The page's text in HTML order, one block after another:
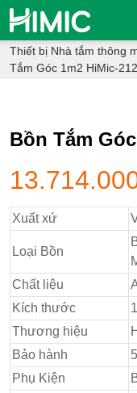
Thiết bị Nhà tắm thông
Tắm Góc 1m2 HiMic-
Bồn Tắm
Xuất xứ
Loại Bồn
Chất liệu
Kích thước
Thương hiệu
Bảo hành
Phụ Kiện